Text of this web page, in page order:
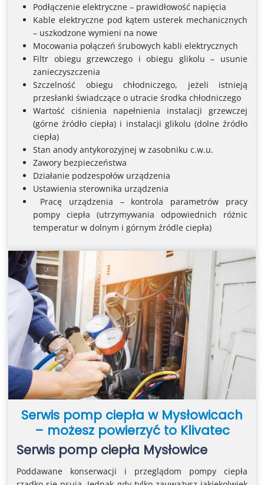
Podłączenie elektryczne – prawidłowość napięcia
Kable elektryczne pod kątem usterek mechanicznych
– uszkodzone wymieni na nowe
Mocowania połączeń śrubowych kabli elektrycznych
Filtr obiegu grzewczego i obiegu glikolu – usunie
zanieczyszczenia
Szczelność obiegu chłodniczego, jeżeli istnieją
przesłanki świadczące o utracie środka chłodniczego
Wartość ciśnienia napełnienia instalacji grzewczej
(górne źródło ciepła) i instalacji glikolu (dolne źródło
ciepła)
Stan anody antykorozyjnej w zasobniku c.w.u.
Zawory bezpieczeństwa
Działanie podzespołów urządzenia
Ustawienia sterownika urządzenia
Pracę urządzenia – kontrola parametrów pracy
pompy ciepła (utrzymywania odpowiednich różnic
temperatur w dolnym i górnym źródle ciepła)
Serwis pomp ciepła w Mysłowicach
– możesz powierzyć to Klivatec
Serwis pomp ciepła Mysłowice
Poddawane konserwacji i przeglądom pompy ciepła